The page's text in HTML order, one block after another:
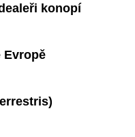
konopí
Evropě